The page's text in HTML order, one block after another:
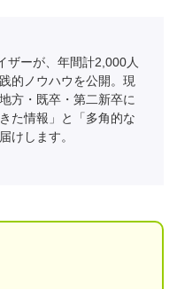
ザーが、年間計2,000人
的ノウハウを公開。現
方・既卒・第二新卒に
た情報」と「多角的な
けします。